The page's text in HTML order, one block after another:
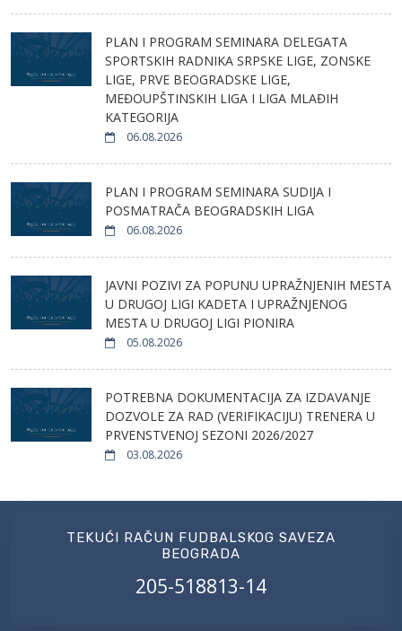
PLAN I PROGRAM SEMINARA DELEGATA
SPORTSKIH RADNIKA SRPSKE LIGE, ZONSKE
LIGE, PRVE BEOGRADSKE LIGE,
MEĐOUPŠTINSKIH LIGA I LIGA MLAĐIH
KATEGORIJA
06.08.2026
PLAN I PROGRAM SEMINARA SUDIJA I
POSMATRAČA BEOGRADSKIH LIGA
06.08.2026
JAVNI POZIVI ZA POPUNU UPRAŽNJENIH MESTA
U DRUGOJ LIGI KADETA I UPRAŽNJENOG
MESTA U DRUGOJ LIGI PIONIRA
05.08.2026
POTREBNA DOKUMENTACIJA ZA IZDAVANJE
DOZVOLE ZA RAD (VERIFIKACIJU) TRENERA U
PRVENSTVENOJ SEZONI 2026/2027
03.08.2026
TEKUĆI RAČUN FUDBALSKOG SAVEZA
BEOGRADA
205-518813-14